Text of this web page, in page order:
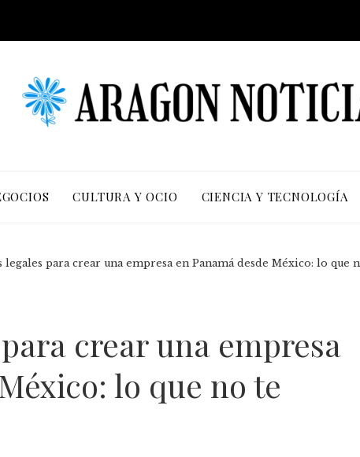
CULTURA Y OCIO CIENCIA Y TECNOLOGÍA
legales para crear una empresa en Panamá desde México: lo que
crear una empresa
lo que no te